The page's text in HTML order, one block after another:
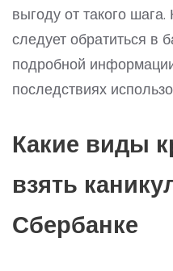
выгоду от такого
следует обратиться в
подробной
последствиях
Какие виды
взять
Сбербанке